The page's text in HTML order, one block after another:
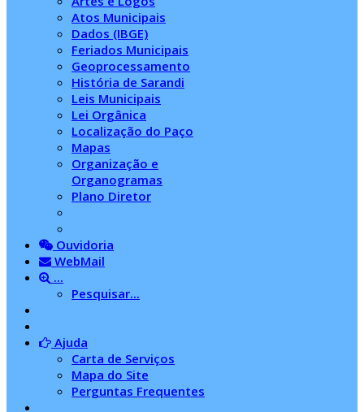
Atos Municipais
Dados (IBGE)
Feriados Municipais
Geoprocessamento
História de Sarandi
Leis Municipais
Lei Orgânica
Localização do Paço
Mapas
Organização e
Organogramas
Plano Diretor
Ouvidoria
WebMail
...
Pesquisar...
Ajuda
Carta de Serviços
Mapa do Site
Perguntas Frequentes